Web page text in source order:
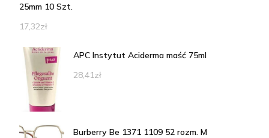
25mm 10 Szt.
17,32zł
APC Instytut Aciderma maść 75ml
28,41zł
Burberry Be 1371 1109 52 rozm. M